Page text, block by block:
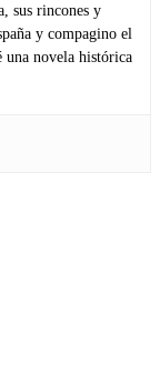
sus rincones y
y compagino el
una novela histórica